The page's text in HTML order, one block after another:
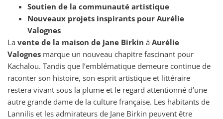
Soutien de la communauté artistique
Nouveaux projets inspirants pour Aurélie
Valognes
La vente de la maison de Jane Birkin à Aurélie
Valognes marque un nouveau chapitre fascinant pour
Kachalou. Tandis que l’emblématique demeure continue de
raconter son histoire, son esprit artistique et littéraire
restera vivant sous la plume et le regard attentionné d’une
autre grande dame de la culture française. Les habitants de
Lannilis et les admirateurs de Jane Birkin peuvent être